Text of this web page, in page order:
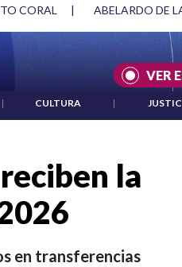
Y DMG | ACUERDOS
VER
| CULTURA |
la
en transferencias